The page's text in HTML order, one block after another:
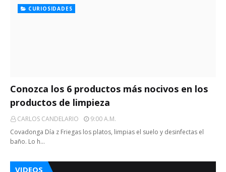
CURIOSIDADES
Conozca los 6 productos más nocivos en los
productos de limpieza
CARLOS CANDELARIO
9:00 A.m.
Covadonga Día z Friegas los platos, limpias el suelo y desinfectas el
baño. Lo h…
VIDEOS